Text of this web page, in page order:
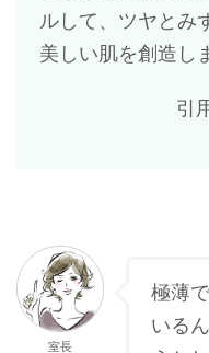
ルして、ツヤとみ
美しい肌を創造し
引
室長
極薄
いる